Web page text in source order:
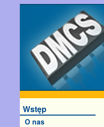
Wstęp
O nas